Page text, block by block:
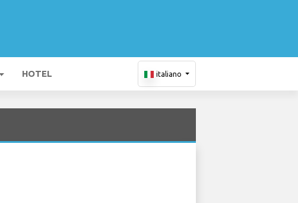
HOTEL italiano